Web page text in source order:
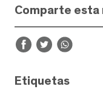
Comparte esta
Etiquetas